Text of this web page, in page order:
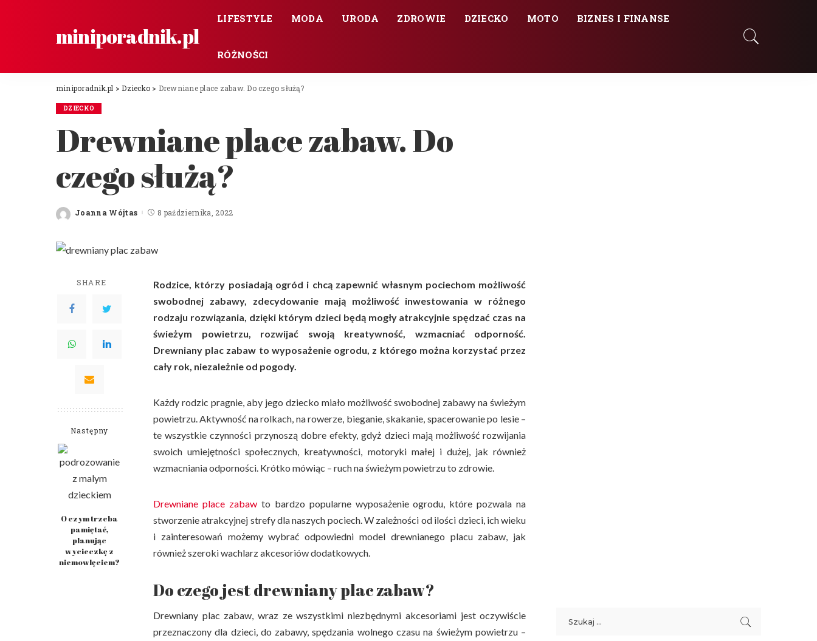
miniporadnik.pl
LIFESTYLE MODA URODA ZDROWIE DZIECKO MOTO BIZNES I FINANSE
RÓŻNOŚCI
miniporadnik.pl >Dziecko > Drewniane place zabaw. Do czego służą?
DZIECKO
Drewniane place zabaw. Do
czego służą?
Posted
Joanna Wójtas 8 października, 2022
SHARE
Następny
O czym trzeba
pamiętać,
planując
wycieczkę z
niemowlęciem?
Rodzice, którzy posiadają ogród i chcą zapewnić własnym pociechom możliwość
swobodnej zabawy, zdecydowanie mają możliwość inwestowania w różnego
rodzaju rozwiązania, dzięki którym dzieci będą mogły atrakcyjnie spędzać czas na
świeżym powietrzu, rozwijać swoją kreatywność, wzmacniać odporność.
Drewniany plac zabaw to wyposażenie ogrodu, z którego można korzystać przez
cały rok, niezależnie od pogody.
Każdy rodzic pragnie, aby jego dziecko miało możliwość swobodnej zabawy na świeżym
powietrzu. Aktywność na rolkach, na rowerze, bieganie, skakanie, spacerowanie po lesie –
te wszystkie czynności przynoszą dobre efekty, gdyż dzieci mają możliwość rozwijania
swoich umiejętności społecznych, kreatywności, motoryki małej i dużej, jak również
wzmacniania odporności. Krótko mówiąc – ruch na świeżym powietrzu to zdrowie.
Drewniane place zabaw to bardzo popularne wyposażenie ogrodu, które pozwala na
stworzenie atrakcyjnej strefy dla naszych pociech. W zależności od ilości dzieci, ich wieku
i zainteresowań możemy wybrać odpowiedni model drewnianego placu zabaw, jak
również szeroki wachlarz akcesoriów dodatkowych.
Do czego jest drewniany plac zabaw?
Drewniany plac zabaw, wraz ze wszystkimi niezbędnymi akcesoriami jest oczywiście
przeznaczony dla dzieci, do zabawy, spędzania wolnego czasu na świeżym powietrzu –